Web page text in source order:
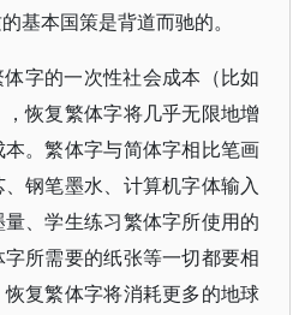
基本国策是背道而驰的。
字的一次性社会成本（比如
恢复繁体字将几乎无限地增
。繁体字与简体字相比笔画
钢笔墨水、计算机字体输入
、学生练习繁体字所使用的
所需要的纸张等一切都要相
复繁体字将消耗更多的地球